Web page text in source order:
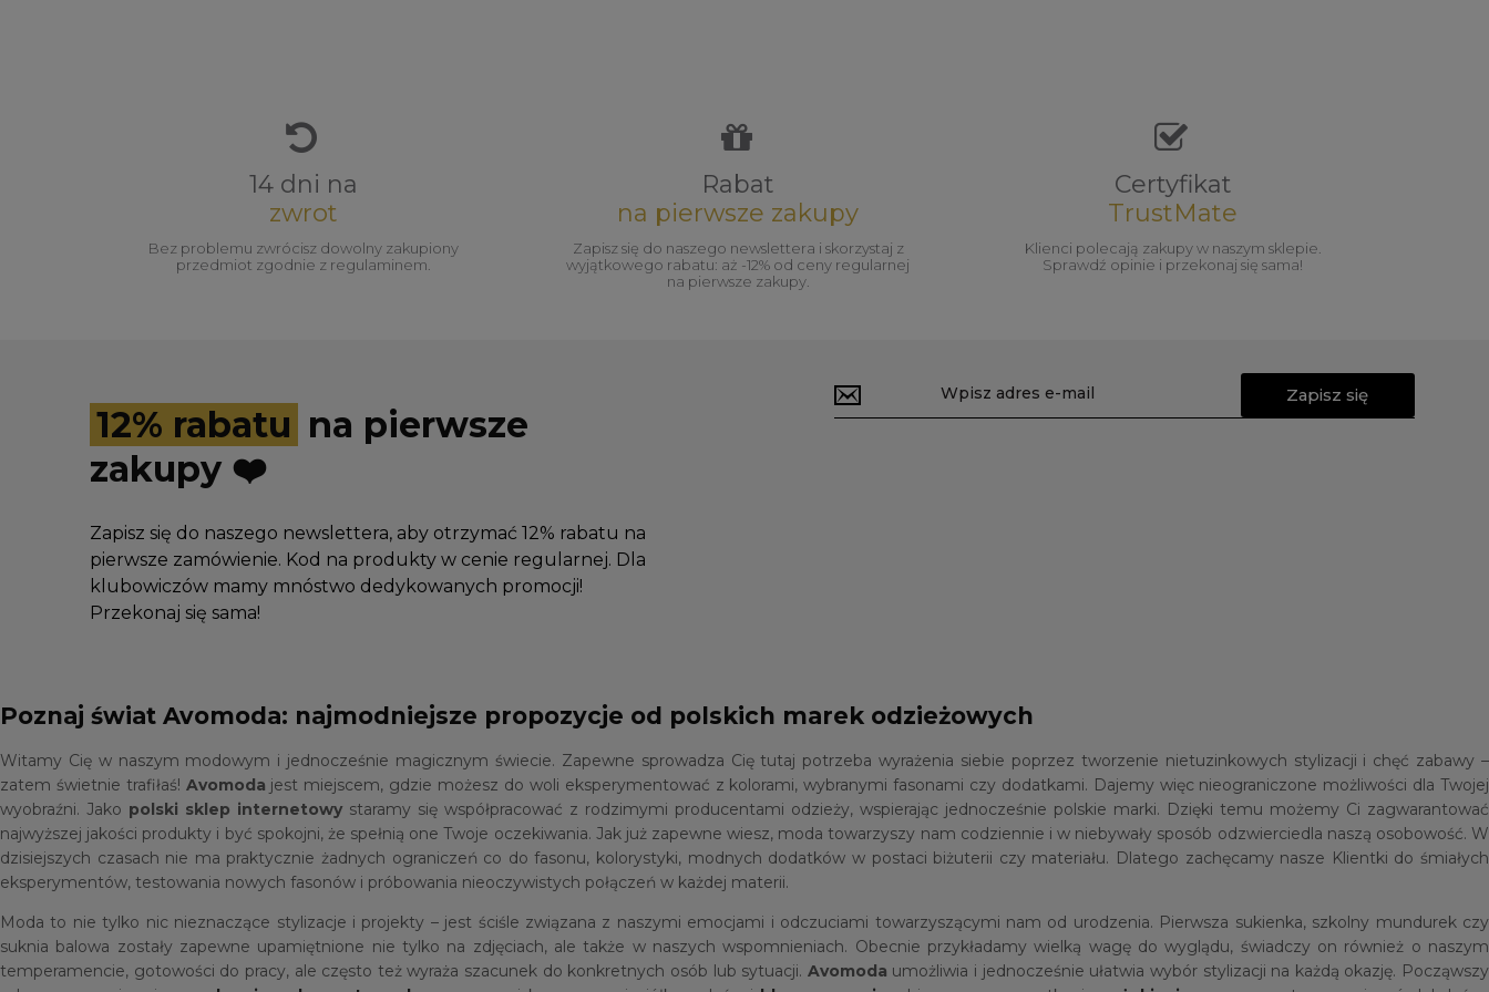
14 dni na
zwrot
Bez problemu zwrócisz dowolny zakupiony
przedmiot zgodnie z regulaminem.
Rabat
na pierwsze zakupy
Zapisz się do naszego newslettera i skorzystaj z
wyjątkowego rabatu: aż -12% od ceny regularnej
na pierwsze zakupy.
Certyfikat
TrustMate
Klienci polecają zakupy w naszym sklepie.
Sprawdź opinie i przekonaj się sama!
12% rabatu na pierwsze
zakupy ❤️
Zapisz się do naszego newslettera, aby otrzymać 12% rabatu na
pierwsze zamówienie. Kod na produkty w cenie regularnej. Dla
klubowiczów mamy mnóstwo dedykowanych promocji!
Przekonaj się sama!
Zapisz się
Poznaj świat Avomoda: najmodniejsze propozycje od polskich marek odzieżowych
Witamy Cię w naszym modowym i jednocześnie magicznym świecie. Zapewne sprowadza Cię tutaj potrzeba wyrażenia siebie poprzez tworzenie nietuzinkowych stylizacji i chęć zabawy –
zatem świetnie trafiłaś! Avomoda jest miejscem, gdzie możesz do woli eksperymentować z kolorami, wybranymi fasonami czy dodatkami. Dajemy więc nieograniczone możliwości dla Twojej
wyobraźni. Jako polski sklep internetowy staramy się współpracować z rodzimymi producentami odzieży, wspierając jednocześnie polskie marki. Dzięki temu możemy Ci zagwarantować
najwyższej jakości produkty i być spokojni, że spełnią one Twoje oczekiwania. Jak już zapewne wiesz, moda towarzyszy nam codziennie i w niebywały sposób odzwierciedla naszą osobowość. W
dzisiejszych czasach nie ma praktycznie żadnych ograniczeń co do fasonu, kolorystyki, modnych dodatków w postaci biżuterii czy materiału. Dlatego zachęcamy nasze Klientki do śmiałych
eksperymentów, testowania nowych fasonów i próbowania nieoczywistych połączeń w każdej materii.
Moda to nie tylko nic nieznaczące stylizacje i projekty – jest ściśle związana z naszymi emocjami i odczuciami towarzyszącymi nam od urodzenia. Pierwsza sukienka, szkolny mundurek czy
suknia balowa zostały zapewne upamiętnione nie tylko na zdjęciach, ale także w naszych wspomnieniach. Obecnie przykładamy wielką wagę do wyglądu, świadczy on również o naszym
temperamencie, gotowości do pracy, ale często też wyraża szacunek do konkretnych osób lub sytuacji. Avomoda umożliwia i jednocześnie ułatwia wybór stylizacji na każdą okazję. Począwszy